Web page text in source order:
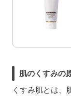
肌のくすみの
くすみ肌とは、